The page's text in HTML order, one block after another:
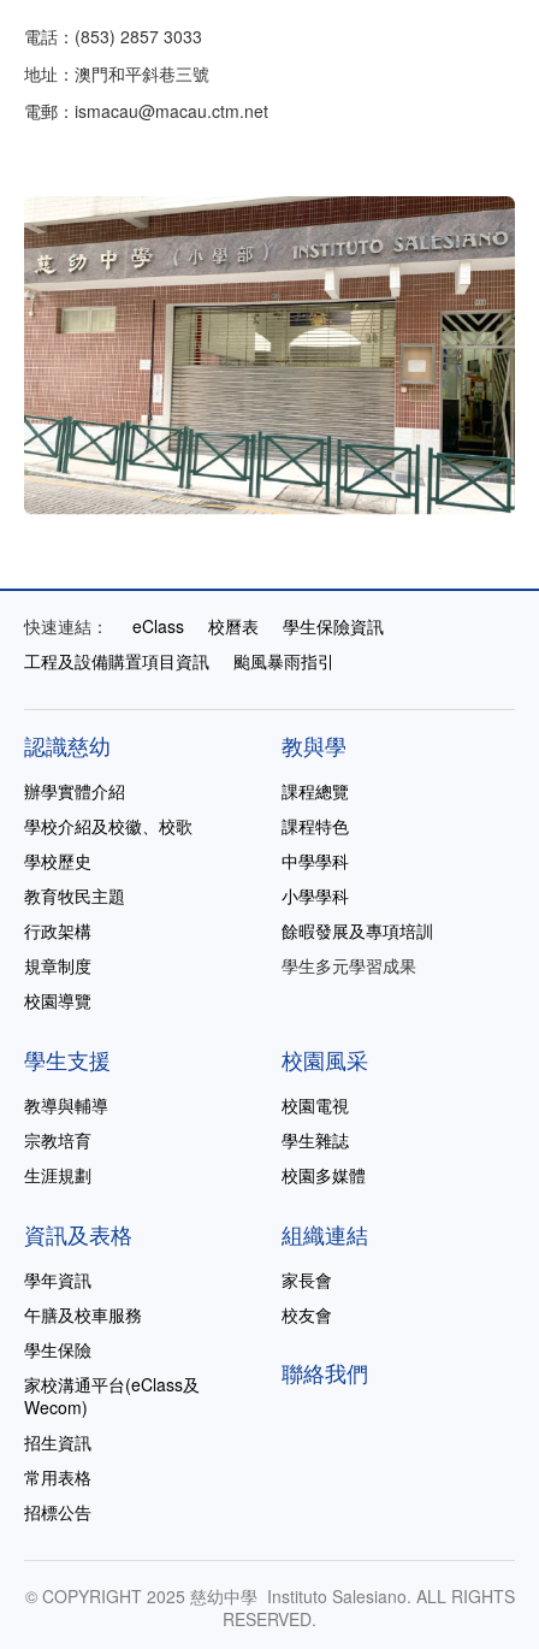
電話：(853) 2857 3033
地址：澳門和平斜巷三號
電郵：ismacau@macau.ctm.net
快速連結： eClass 校曆表
學生保險資訊
工程及設備購置項目資訊
颱風暴雨指引
認識慈幼
辦學實體介紹
學校介紹及校徽、校歌
學校歷史
教育牧民主題
行政架構
規章制度
校園導覽
教與學
課程總覽
課程特色
中學學科
小學學科
餘暇發展及專項培訓
學生多元學習成果
學生支援
教導與輔導
宗教培育
生涯規劃
校園風采
校園電視
學生雜誌
校園多媒體
資訊及表格
學年資訊
午膳及校車服務
學生保險
家校溝通平台(eClass及
Wecom)
招生資訊
常用表格
招標公告
組織連結
家長會
校友會
聯絡我們
© COPYRIGHT 2025 慈幼中學 Instituto Salesiano. ALL RIGHTS
RESERVED.